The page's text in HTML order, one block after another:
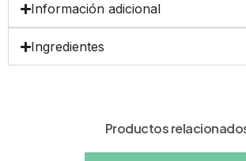
Información adicional
Ingredientes
Productos